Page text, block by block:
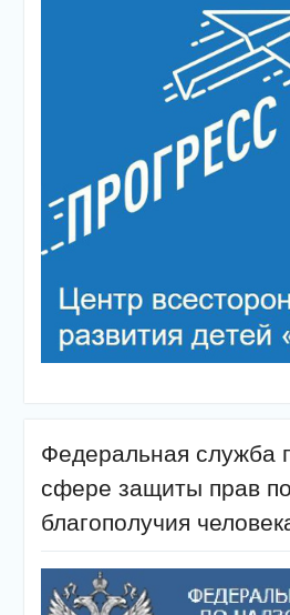
Федеральная служба
сфере защиты прав
благополучия